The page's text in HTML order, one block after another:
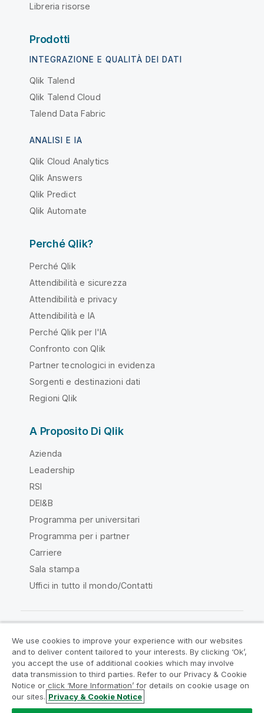
Libreria risorse
Prodotti
INTEGRAZIONE E QUALITÀ DEI DATI
Qlik Talend
Qlik Talend Cloud
Talend Data Fabric
ANALISI E IA
Qlik Cloud Analytics
Qlik Answers
Qlik Predict
Qlik Automate
Perché Qlik?
Perché Qlik
Attendibilità e sicurezza
Attendibilità e privacy
Attendibilità e IA
Perché Qlik per l'IA
Confronto con Qlik
Partner tecnologici in evidenza
Sorgenti e destinazioni dati
Regioni Qlik
A Proposito Di Qlik
Azienda
Leadership
RSI
DEI&B
Programma per universitari
Programma per i partner
Carriere
Sala stampa
Uffici in tutto il mondo/Contatti
Qlik Community
Contratti
Termini del prodotto
Legal Policies
Note Legali
Termini di utilizzo
Marchi Do Not Share My Info
We use cookies to improve your experience with our websites
and to deliver content tailored to your interests. By clicking ‘Ok’,
you accept the use of additional cookies which may involve
data transmission to third parties. Refer to our Privacy & Cookie
Notice or click ‘More Information’ for details on cookie usage on
our sites. Privacy & Cookie Notice